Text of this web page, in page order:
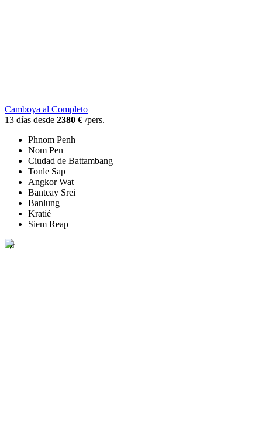
Camboya al Completo
13 días desde 2380 € /pers.
Phnom Penh
Nom Pen
Ciudad de Battambang
Tonle Sap
Angkor Wat
Banteay Srei
Banlung
Kratié
Siem Reap